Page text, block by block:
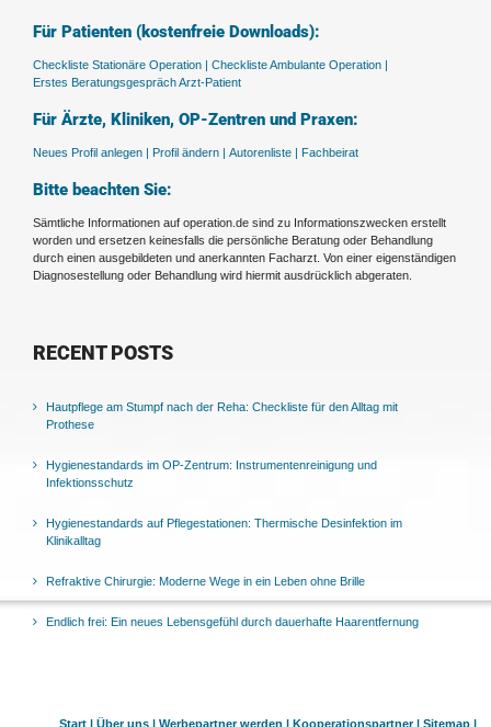
Für Patienten (kostenfreie Downloads):
Checkliste Stationäre Operation | Checkliste Ambulante Operation |
Erstes Beratungsgespräch Arzt-Patient
Für Ärzte, Kliniken, OP-Zentren und Praxen:
Neues Profil anlegen | Profil ändern | Autorenliste | Fachbeirat
Bitte beachten Sie:
Sämtliche Informationen auf operation.de sind zu Informationszwecken erstellt
worden und ersetzen keinesfalls die persönliche Beratung oder Behandlung
durch einen ausgebildeten und anerkannten Facharzt. Von einer eigenständigen
Diagnosestellung oder Behandlung wird hiermit ausdrücklich abgeraten.
RECENT POSTS
Hautpflege am Stumpf nach der Reha: Checkliste für den Alltag mit
Prothese
Hygienestandards im OP-Zentrum: Instrumentenreinigung und
Infektionsschutz
Hygienestandards auf Pflegestationen: Thermische Desinfektion im
Klinikalltag
Refraktive Chirurgie: Moderne Wege in ein Leben ohne Brille
Endlich frei: Ein neues Lebensgefühl durch dauerhafte Haarentfernung
Start | Über uns | Werbepartner werden | Kooperationspartner | Sitemap |